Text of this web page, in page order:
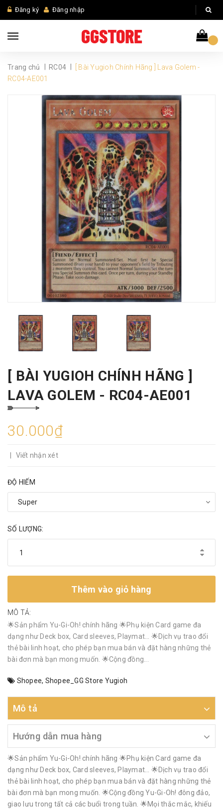
Đăng ký Đăng nhập
Trang chủ RC04
[ Bài Yugioh Chính Hãng ] Lava Golem -
RC04-AE001
[ BÀI YUGIOH CHÍNH HÃNG ]
LAVA GOLEM - RC04-AE001
30.000₫
Viết nhận xét
ĐỘ HIẾM
SỐ LƯỢNG:
Thêm vào giỏ hàng
MÔ TẢ:
🌟Sản phẩm Yu-Gi-Oh! chính hãng 🌟Phụ kiện Card game đa
dạng như Deck box, Card sleeves, Playmat… 🌟Dịch vụ trao đổi
thẻ bài linh hoạt, cho phép bạn mua bán và đặt hàng những thẻ
bài đơn mà bạn mong muốn. 🌟Cộng đồng...
Shopee, Shopee_GG Store Yugioh
Mô tả
Hướng dẫn mua hàng
🌟Sản phẩm Yu-Gi-Oh! chính hãng 🌟Phụ kiện Card game đa
dạng như Deck box, Card sleeves, Playmat… 🌟Dịch vụ trao đổi
thẻ bài linh hoạt, cho phép bạn mua bán và đặt hàng những thẻ
bài đơn mà bạn mong muốn. 🌟Cộng đồng Yu-Gi-Oh! đông đảo,
giao lưu trong tất cả các buổi trong tuần. 🌟Mọi thắc mắc, khiếu